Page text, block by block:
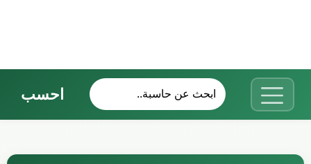
احسب